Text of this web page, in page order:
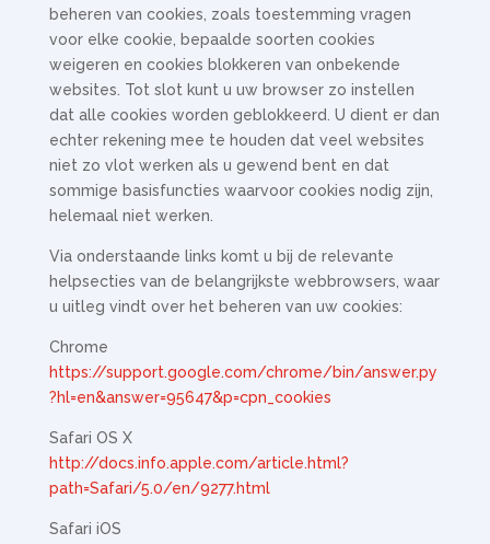
beheren van cookies, zoals toestemming vragen
voor elke cookie, bepaalde soorten cookies
weigeren en cookies blokkeren van onbekende
websites. Tot slot kunt u uw browser zo instellen
dat alle cookies worden geblokkeerd. U dient er dan
echter rekening mee te houden dat veel websites
niet zo vlot werken als u gewend bent en dat
sommige basisfuncties waarvoor cookies nodig zijn,
helemaal niet werken.
Via onderstaande links komt u bij de relevante
helpsecties van de belangrijkste webbrowsers, waar
u uitleg vindt over het beheren van uw cookies:
Chrome
https://support.google.com/chrome/bin/answer.py
?hl=en&answer=95647&p=cpn_cookies
Safari OS X
http://docs.info.apple.com/article.html?
path=Safari/5.0/en/9277.html
Safari iOS